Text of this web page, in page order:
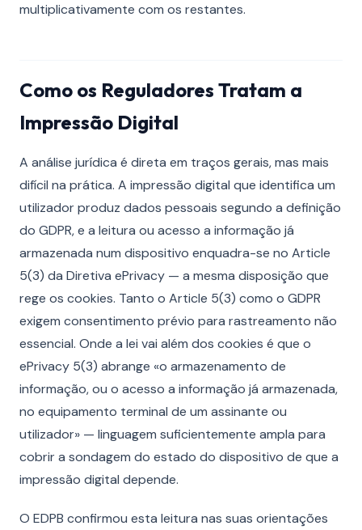
multiplicativamente com os restantes.
Como os Reguladores Tratam a
Impressão Digital
A análise jurídica é direta em traços gerais, mas mais
difícil na prática. A impressão digital que identifica um
utilizador produz dados pessoais segundo a definição
do GDPR, e a leitura ou acesso a informação já
armazenada num dispositivo enquadra-se no Article
5(3) da Diretiva ePrivacy — a mesma disposição que
rege os cookies. Tanto o Article 5(3) como o GDPR
exigem consentimento prévio para rastreamento não
essencial. Onde a lei vai além dos cookies é que o
ePrivacy 5(3) abrange «o armazenamento de
informação, ou o acesso a informação já armazenada,
no equipamento terminal de um assinante ou
utilizador» — linguagem suficientemente ampla para
cobrir a sondagem do estado do dispositivo de que a
impressão digital depende.
O EDPB confirmou esta leitura nas suas orientações